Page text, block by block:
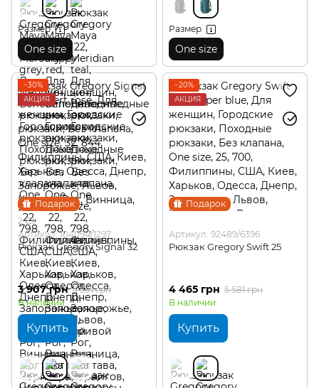
Размер
One size
Размер
One size
Подарок
−30%
АКЦИЯ
2
Артикул: 104094/1297
Рюкзак Gregory Signal 32
3 907 грн 5 581 грн
В наличии
Купить
Подарок
−20%
АКЦИЯ
Артикул: 92489/6396
Рюкзак Gregory Swift 25
4 465 грн 5 581 грн
В наличии
Купить